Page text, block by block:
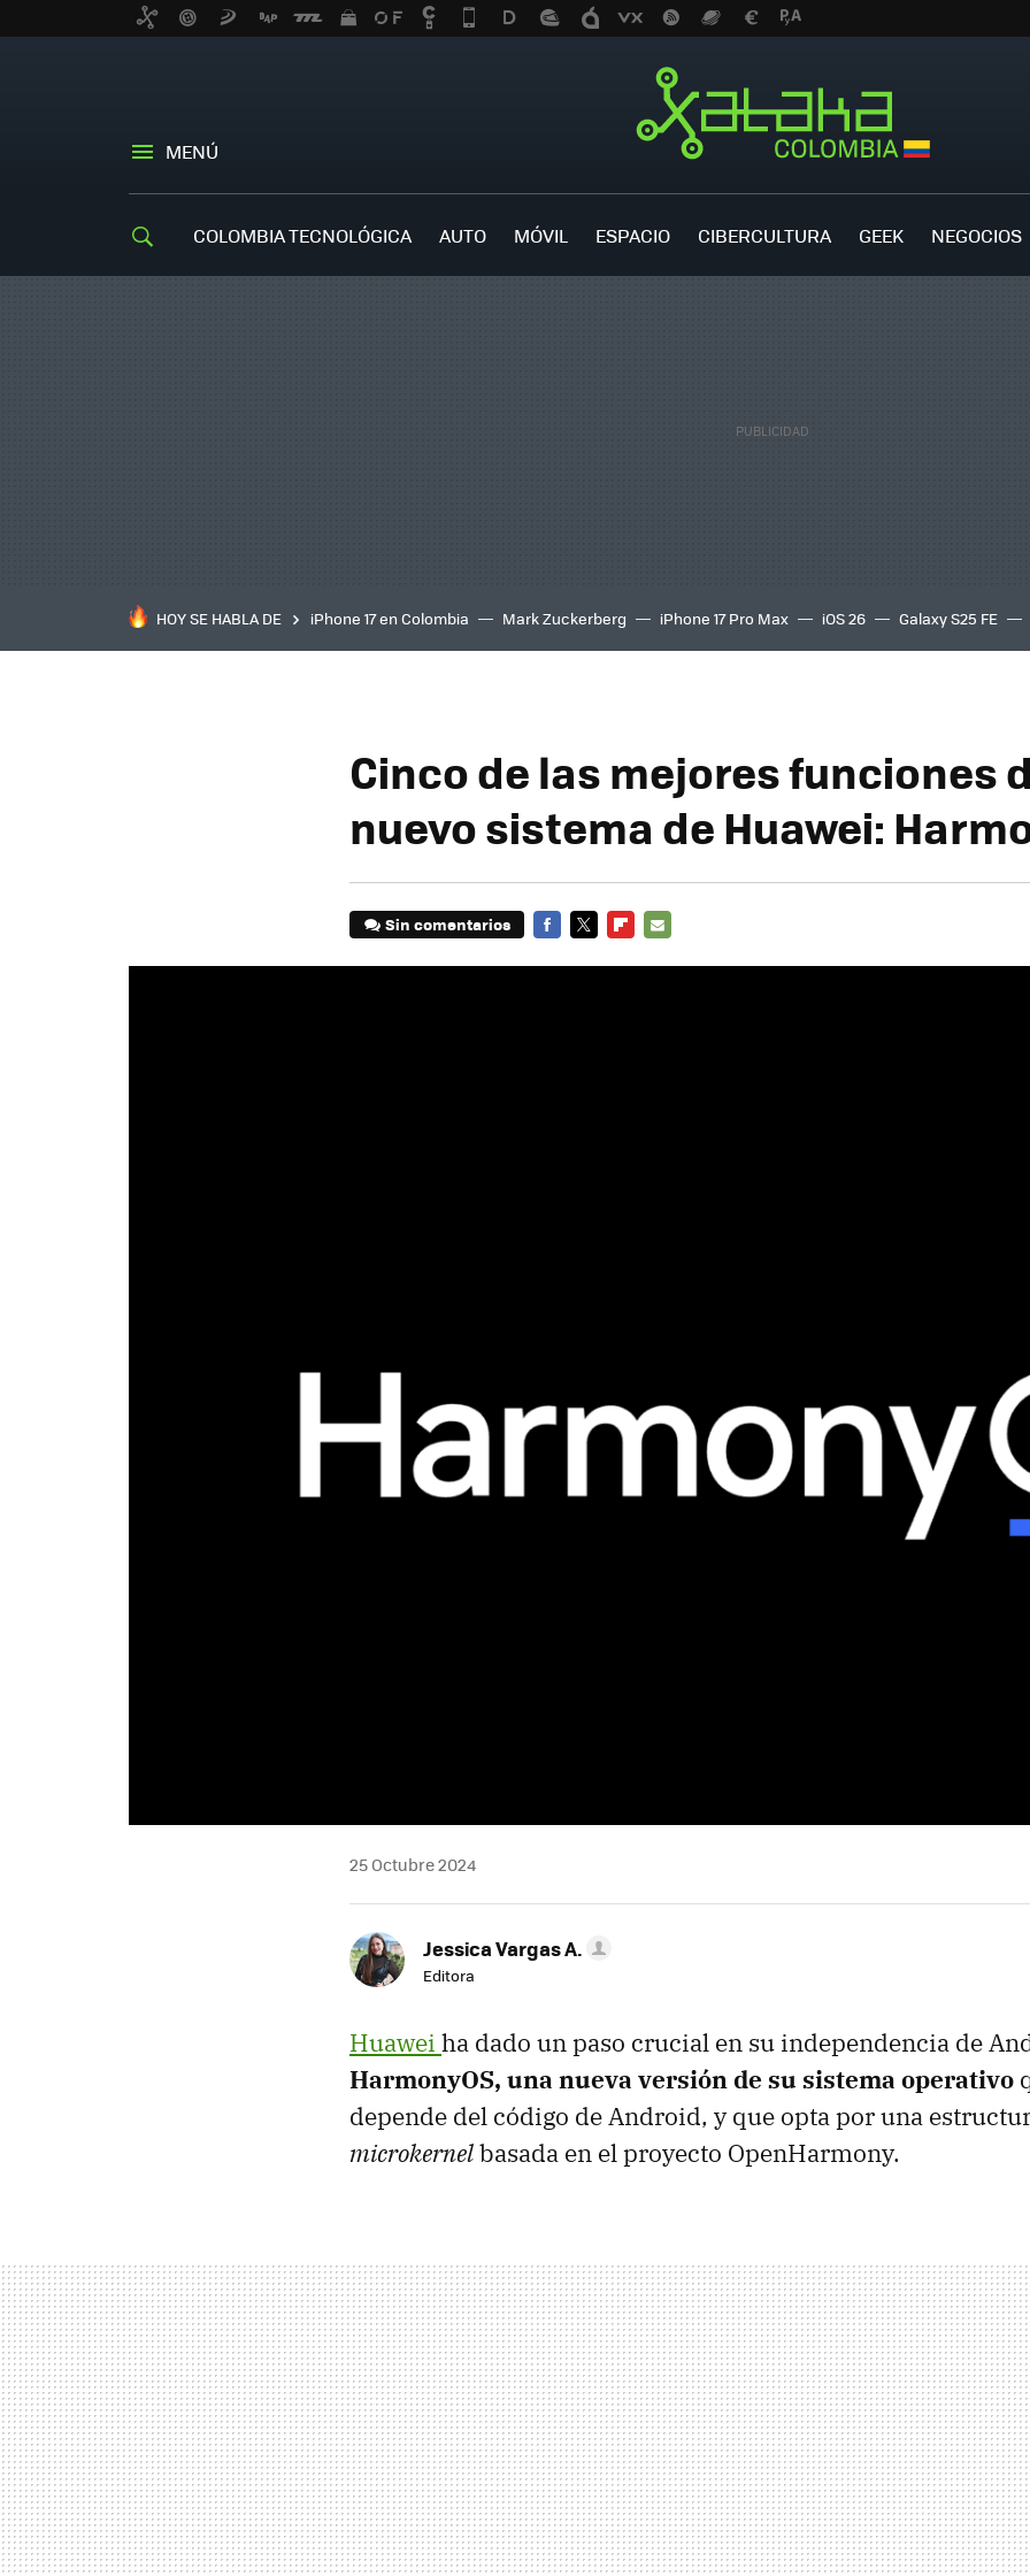
MENÚ
COLOMBIA TECNOLÓGICA AUTO MÓVIL ESPACIO CIBERCULTURA GEEK NEGOCIOS
HOY SE HABLA DE iPhone 17 en Colombia Mark Zuckerberg iPhone 17 Pro Max iOS 26
Galaxy S25 FE
inteligente
IA TCL C8K
Cinco de las mejores funciones
nuevo sistema de Huawei:
Sin comentarios
25 Octubre 2024
Jessica Vargas A.
Editora
Huawei ha dado un paso crucial en su independencia de
HarmonyOS, una nueva versión de su sistema operativo
depende del código de Android, y que opta por una
microkernelbasada en el proyecto OpenHarmony.